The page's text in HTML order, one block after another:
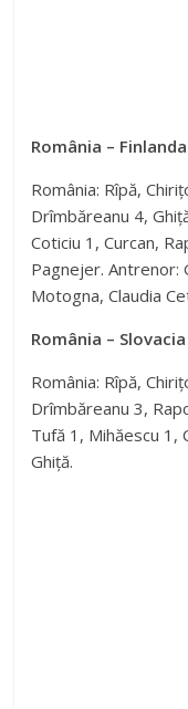
România –
România: Rîpă,
Drîmbăreanu 4,
Coticiu 1, Curcan,
Pagnejer. Antrenor:
Motogna, Claudia
România –
România: Rîpă,
Drîmbăreanu 3,
Tufă 1, Mihăescu 1,
Ghiță.